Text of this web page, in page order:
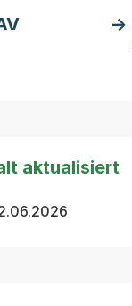
aktualisiert